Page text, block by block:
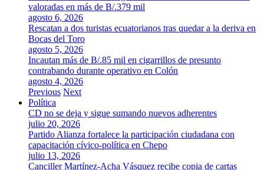
valoradas en más de B/.379 mil
agosto 6, 2026
Rescatan a dos turistas ecuatorianos tras quedar a la deriva en
Bocas del Toro
agosto 5, 2026
Incautan más de B/.85 mil en cigarrillos de presunto
contrabando durante operativo en Colón
agosto 4, 2026
Previous Next
Política
CD no se deja y sigue sumando nuevos adherentes
julio 20, 2026
Partido Alianza fortalece la participación ciudadana con
capacitación cívico-política en Chepo
julio 13, 2026
Canciller Martínez-Acha Vásquez recibe copia de cartas